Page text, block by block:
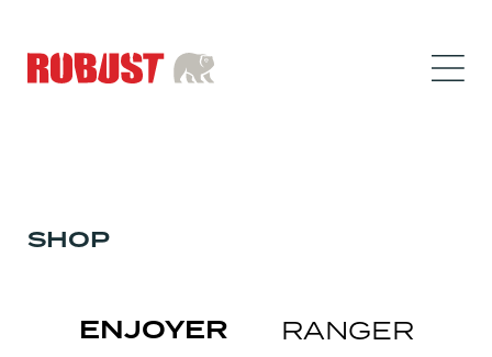
SHOP
ENJOYER
RANGER